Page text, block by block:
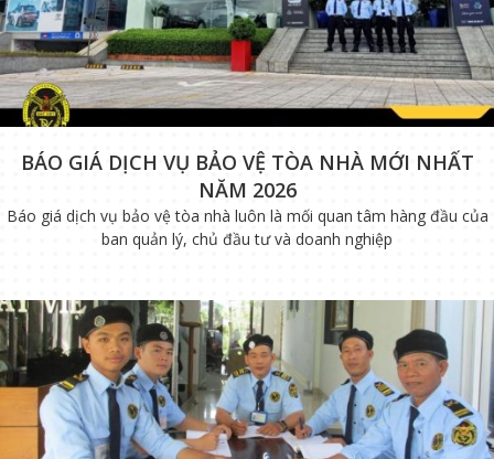
BÁO GIÁ DỊCH VỤ BẢO VỆ TÒA NHÀ MỚI NHẤT
NĂM 2026
Báo giá dịch vụ bảo vệ tòa nhà luôn là mối quan tâm hàng đầu của
ban quản lý, chủ đầu tư và doanh nghiệp